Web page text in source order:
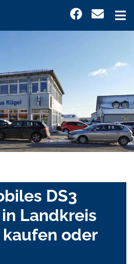
DS3
Landkreis
oder